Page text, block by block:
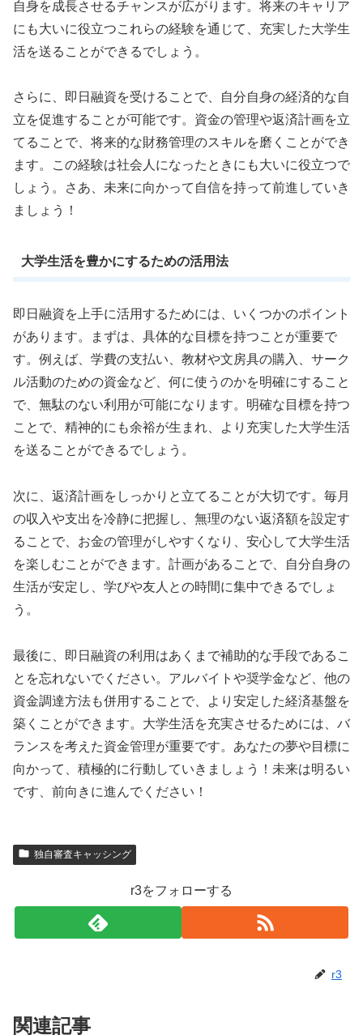
自身を成長させるチャンスが広がります。将来のキャリア
にも大いに役立つこれらの経験を通じて、充実した大学生
活を送ることができるでしょう。
さらに、即日融資を受けることで、自分自身の経済的な自
立を促進することが可能です。資金の管理や返済計画を立
てることで、将来的な財務管理のスキルを磨くことができ
ます。この経験は社会人になったときにも大いに役立つで
しょう。さあ、未来に向かって自信を持って前進していき
ましょう！
大学生活を豊かにするための活用法
即日融資を上手に活用するためには、いくつかのポイント
があります。まずは、具体的な目標を持つことが重要で
す。例えば、学費の支払い、教材や文房具の購入、サーク
ル活動のための資金など、何に使うのかを明確にすること
で、無駄のない利用が可能になります。明確な目標を持つ
ことで、精神的にも余裕が生まれ、より充実した大学生活
を送ることができるでしょう。
次に、返済計画をしっかりと立てることが大切です。毎月
の収入や支出を冷静に把握し、無理のない返済額を設定す
ることで、お金の管理がしやすくなり、安心して大学生活
を楽しむことができます。計画があることで、自分自身の
生活が安定し、学びや友人との時間に集中できるでしょ
う。
最後に、即日融資の利用はあくまで補助的な手段であるこ
とを忘れないでください。アルバイトや奨学金など、他の
資金調達方法も併用することで、より安定した経済基盤を
築くことができます。大学生活を充実させるためには、バ
ランスを考えた資金管理が重要です。あなたの夢や目標に
向かって、積極的に行動していきましょう！未来は明るい
です、前向きに進んでください！
独自審査キャッシング
r3をフォローする
r3
関連記事